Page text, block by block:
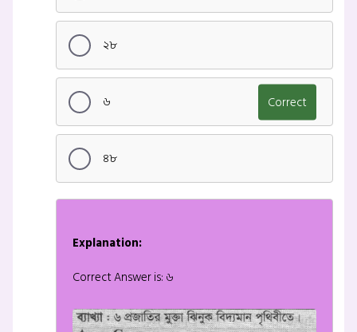
২৮
৬ Correct
৪৮
Explanation:
Correct Answer is: ৬